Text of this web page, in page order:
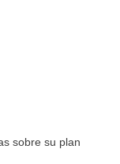
sobre su plan